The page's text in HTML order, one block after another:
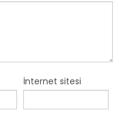
İnternet sitesi